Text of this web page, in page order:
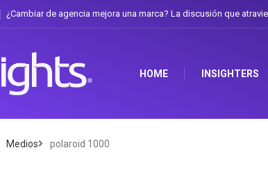
¿Cambiar de agencia mejora una marca? La discusión que
HOME INSIGHTERS
Medios polaroid 1000